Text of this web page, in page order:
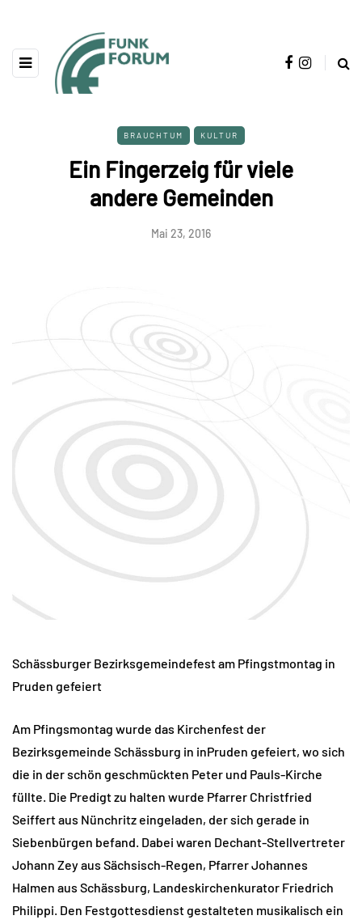
BRAUCHTUM KULTUR
Ein Fingerzeig für viele
andere Gemeinden
Mai 23, 2016
Schässburger Bezirksgemeindefest am Pfingstmontag in
Pruden gefeiert
Am Pfingsmontag wurde das Kirchenfest der
Bezirksgemeinde Schässburg in inPruden gefeiert, wo sich
die in der schön geschmückten Peter und Pauls-Kirche
füllte. Die Predigt zu halten wurde Pfarrer Christfried
Seiffert aus Nünchritz eingeladen, der sich gerade in
Siebenbürgen befand. Dabei waren Dechant-Stellvertreter
Johann Zey aus Sächsisch-Regen, Pfarrer Johannes
Halmen aus Schässburg, Landeskirchenkurator Friedrich
Philippi. Den Festgottesdienst gestalteten musikalisch ein